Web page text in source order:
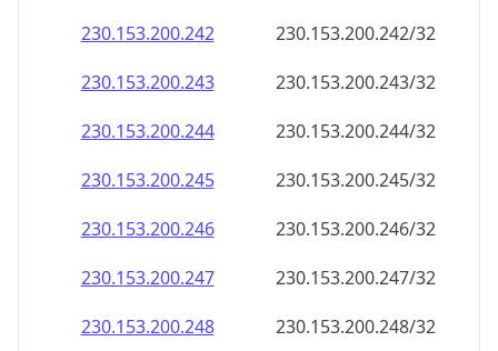
230.153.200.242
230.153.200.242/32
230.153.200.243
230.153.200.243/32
230.153.200.244
230.153.200.244/32
230.153.200.245
230.153.200.245/32
230.153.200.246
230.153.200.246/32
230.153.200.247
230.153.200.247/32
230.153.200.248
230.153.200.248/32